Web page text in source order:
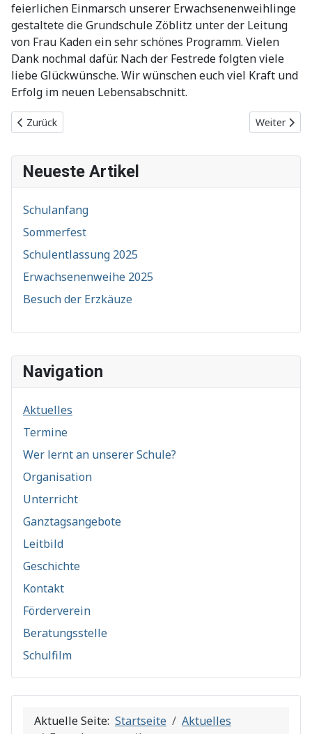
Navigation
Aktuelles
Termine
Wer lernt an unserer Schule?
Organisation
Unterricht
Ganztagsangebote
Leitbild
Geschichte
Kontakt
Förderverein
Beratungsstelle
Schulfilm
feierlichen Einmarsch unserer Erwachsenenweihlinge
gestaltete die Grundschule Zöblitz unter der Leitung
von Frau Kaden ein sehr schönes Programm. Vielen
Dank nochmal dafür. Nach der Festrede folgten viele
liebe Glückwünsche. Wir wünschen euch viel Kraft und
Erfolg im neuen Lebensabschnitt.
Vorheriger Beitrag: Sonnenlandpark 2017
Zurück Nächster
Weiter
Neueste Artikel
Schulanfang
Sommerfest
Schulentlassung 2025
Erwachsenenweihe 2025
Besuch der Erzkäuze
Aktuelle Seite: Startseite
Aktuelles